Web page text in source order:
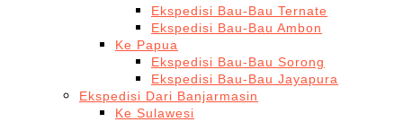
Ekspedisi Bau-Bau Ternate
Ekspedisi Bau-Bau Ambon
Ke Papua
Ekspedisi Bau-Bau Sorong
Ekspedisi Bau-Bau Jayapura
Ekspedisi Dari Banjarmasin
Ke Sulawesi